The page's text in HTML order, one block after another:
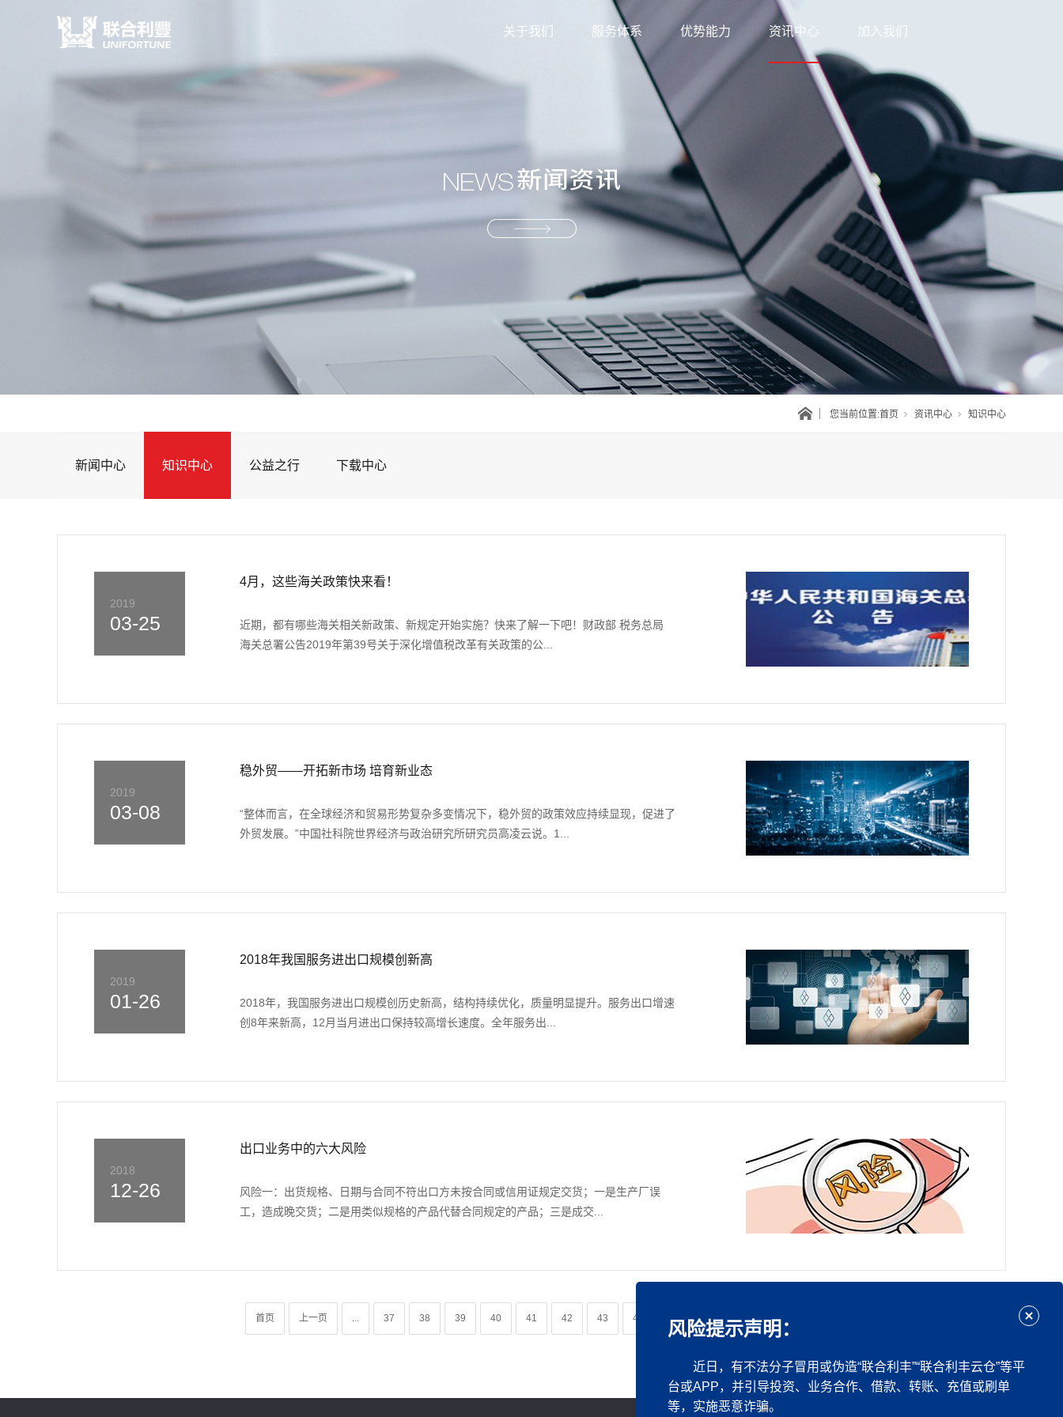
关于我们 服务体系 优势能力
信息科技
服务网络
资源优势
解决方案
资讯中心
新闻中心
下载中心
加入我们
您当前位置:首页 资讯中心 知识中心
新闻中心 知识中心 公益之行 下载中心
2019
03-25
4月，这些海关政策快来看！
近期，都有哪些海关相关新政策、新规定开始实施？快来了解一下吧！财政部 税务总局
海关总署公告2019年第39号关于深化增值税改革有关政策的公...
2019
03-08
稳外贸——开拓新市场 培育新业态
“整体而言，在全球经济和贸易形势复杂多变情况下，稳外贸的政策效应持续显现，促进了
外贸发展。”中国社科院世界经济与政治研究所研究员高凌云说。1...
2019
01-26
2018年我国服务进出口规模创新高
2018年，我国服务进出口规模创历史新高，结构持续优化，质量明显提升。服务出口增速
创8年来新高，12月当月进出口保持较高增长速度。全年服务出...
2018
12-26
出口业务中的六大风险
风险一：出货规格、日期与合同不符出口方未按合同或信用证规定交货；一是生产厂误
工，造成晚交货；二是用类似规格的产品代替合同规定的产品；三是成交...
首页 上一页 ... 37 38 39 40 41 42 43 44 45 46 下一页
风险提示声明：
近日，有不法分子冒用或伪造“联合利丰”“联合利丰云仓”等平
台或APP，并引导投资、业务合作、借款、转账、充值或刷单
等，实施恶意诈骗。